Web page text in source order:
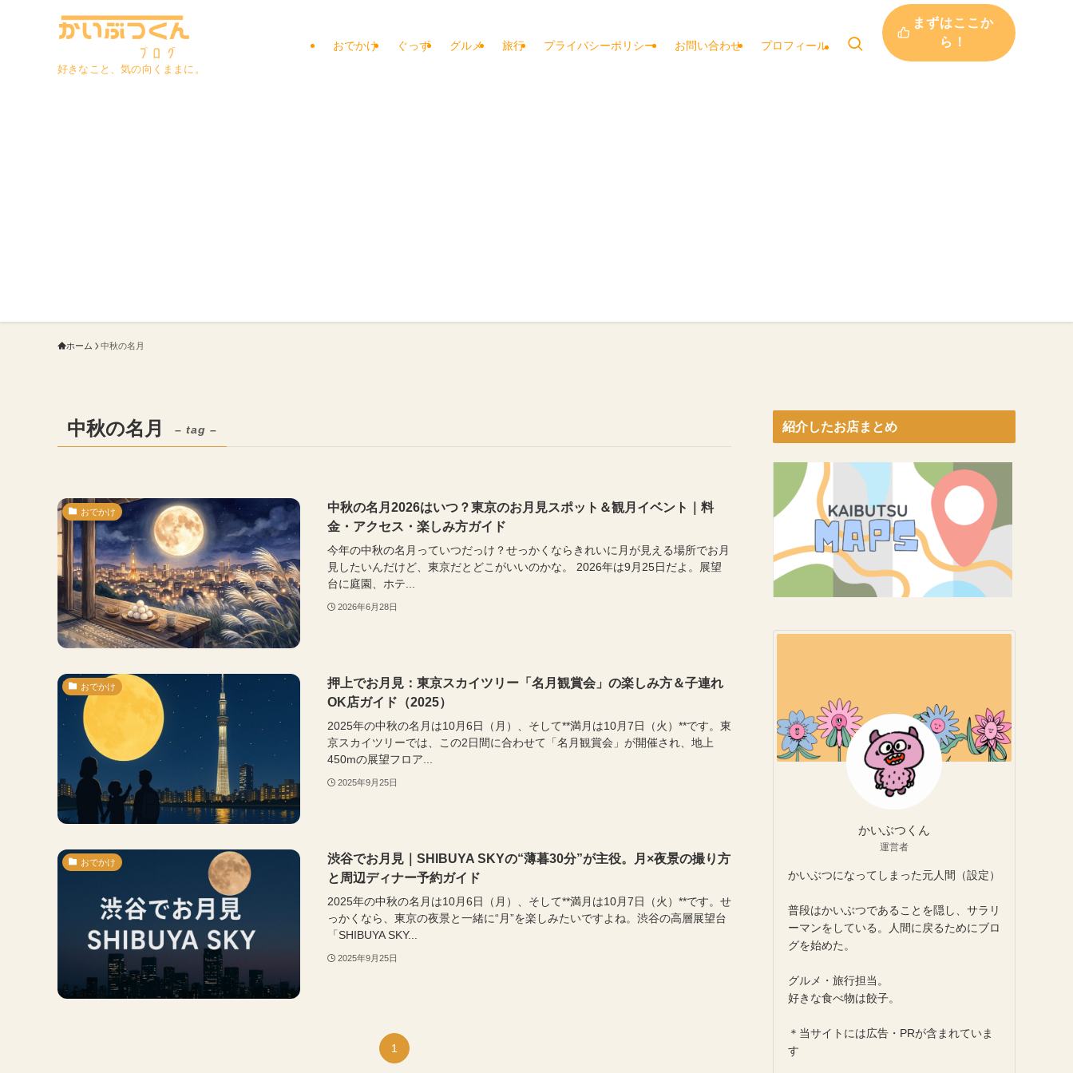
好きなこと、気の向くままに。
おでかけ ぐっず グルメ 旅行 プライバシーポリシー お問い合わせ プロフィール
まずはここか
ら！
ホーム 中秋の名月
中秋の名月 – tag –
おでかけ
中秋の名月2026はいつ？東京のお月見スポット＆観月イベント｜料
金・アクセス・楽しみ方ガイド
今年の中秋の名月っていつだっけ？せっかくならきれいに月が見える場所でお月
見したいんだけど、東京だとどこがいいのかな。 2026年は9月25日だよ。展望
台に庭園、ホテ...
2026年6月28日
おでかけ
押上でお月見：東京スカイツリー「名月観賞会」の楽しみ方＆子連れ
OK店ガイド（2025）
2025年の中秋の名月は10月6日（月）、そして**満月は10月7日（火）**です。東
京スカイツリーでは、この2日間に合わせて「名月観賞会」が開催され、地上
450mの展望フロア...
2025年9月25日
おでかけ
渋谷でお月見｜SHIBUYA SKYの“薄暮30分”が主役。月×夜景の撮り方
と周辺ディナー予約ガイド
2025年の中秋の名月は10月6日（月）、そして**満月は10月7日（火）**です。せ
っかくなら、東京の夜景と一緒に“月”を楽しみたいですよね。渋谷の高層展望台
「SHIBUYA SKY...
2025年9月25日
1
紹介したお店まとめ
かいぶつくん
運営者
かいぶつになってしまった元人間（設定）
普段はかいぶつであることを隠し、サラリ
ーマンをしている。人間に戻るためにブロ
グを始めた。
グルメ・旅行担当。
好きな食べ物は餃子。
＊当サイトには広告・PRが含まれていま
す